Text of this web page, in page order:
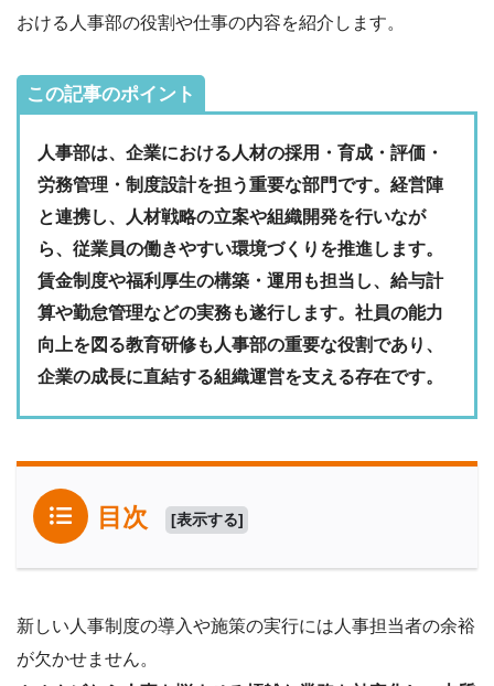
おける人事部の役割や仕事の内容を紹介します。
この記事のポイント
人事部は、企業における人材の採用・育成・評価・
労務管理・制度設計を担う重要な部門です。経営陣
と連携し、人材戦略の立案や組織開発を行いなが
ら、従業員の働きやすい環境づくりを推進します。
賃金制度や福利厚生の構築・運用も担当し、給与計
算や勤怠管理などの実務も遂行します。社員の能力
向上を図る教育研修も人事部の重要な役割であり、
企業の成長に直結する組織運営を支える存在です。
目次 [表示する]
新しい人事制度の導入や施策の実行には人事担当者の余裕
が欠かせません。